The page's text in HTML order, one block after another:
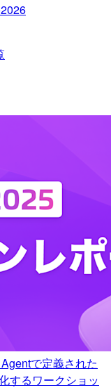
で定義された
するワークショッ